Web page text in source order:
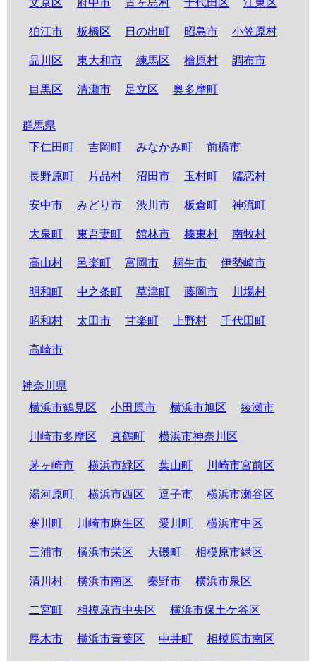
文京区 府中市 青ヶ島村 千代田区 江東区
狛江市 板橋区 日の出町 昭島市 小笠原村
品川区 東大和市 練馬区 檜原村 調布市
目黒区 清瀬市 足立区 奥多摩町
群馬県
下仁田町
吉岡町 みなかみ町 前橋市
長野原町 片品村 沼田市 玉村町 嬬恋村
安中市 みどり市 渋川市 板倉町 神流町
大泉町 東吾妻町 館林市 榛東村 南牧村
高山村 邑楽町 富岡市 桐生市 伊勢崎市
明和町 中之条町 草津町 藤岡市 川場村
昭和村 太田市 甘楽町 上野村 千代田町
高崎市
神奈川県
横浜市鶴見区
小田原市 横浜市旭区 綾瀬市
川崎市多摩区 真鶴町 横浜市神奈川区
茅ヶ崎市 横浜市緑区 葉山町 川崎市宮前区
湯河原町 横浜市西区 逗子市 横浜市瀬谷区
寒川町 川崎市麻生区 愛川町 横浜市中区
三浦市 横浜市栄区 大磯町 相模原市緑区
清川村 横浜市南区 秦野市 横浜市泉区
二宮町 相模原市中央区 横浜市保土ケ谷区
厚木市 横浜市青葉区 中井町 相模原市南区